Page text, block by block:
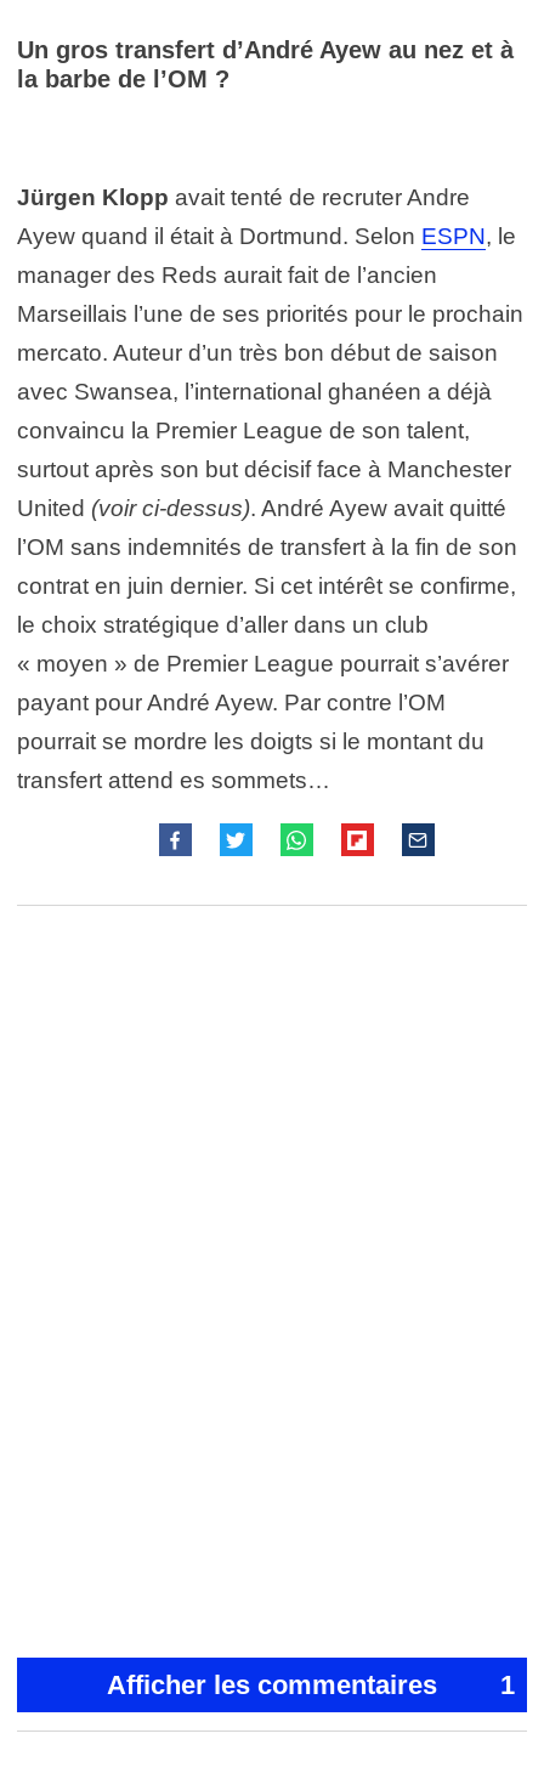
Un gros transfert d’André Ayew au nez et à
la barbe de l’OM ?
Jürgen Klopp avait tenté de recruter Andre
Ayew quand il était à Dortmund. Selon ESPN, le
manager des Reds aurait fait de l’ancien
Marseillais l’une de ses priorités pour le prochain
mercato. Auteur d’un très bon début de saison
avec Swansea, l’international ghanéen a déjà
convaincu la Premier League de son talent,
surtout après son but décisif face à Manchester
United (voir ci-dessus). André Ayew avait quitté
l’OM sans indemnités de transfert à la fin de son
contrat en juin dernier. Si cet intérêt se confirme,
le choix stratégique d’aller dans un club
« moyen » de Premier League pourrait s’avérer
payant pour André Ayew. Par contre l’OM
pourrait se mordre les doigts si le montant du
transfert attend es sommets…
Afficher les commentaires 1